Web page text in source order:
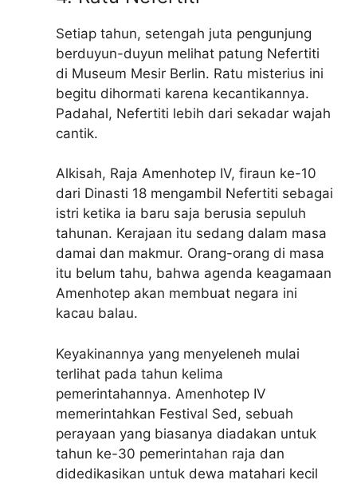
Setiap tahun, setengah juta pengunjung
berduyun-duyun melihat patung Nefertiti
di Museum Mesir Berlin. Ratu misterius ini
begitu dihormati karena kecantikannya.
Padahal, Nefertiti lebih dari sekadar wajah
cantik.
Alkisah, Raja Amenhotep IV, firaun ke-10
dari Dinasti 18 mengambil Nefertiti sebagai
istri ketika ia baru saja berusia sepuluh
tahunan. Kerajaan itu sedang dalam masa
damai dan makmur. Orang-orang di masa
itu belum tahu, bahwa agenda keagamaan
Amenhotep akan membuat negara ini
kacau balau.
Keyakinannya yang menyeleneh mulai
terlihat pada tahun kelima
pemerintahannya. Amenhotep IV
memerintahkan Festival Sed, sebuah
perayaan yang biasanya diadakan untuk
tahun ke-30 pemerintahan raja dan
didedikasikan untuk dewa matahari kecil